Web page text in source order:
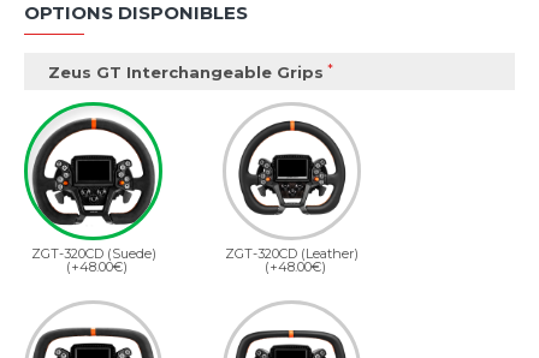
OPTIONS DISPONIBLES
Zeus GT Interchangeable Grips
ZGT-320CD (Suede)
(+48.00€)
ZGT-320CD (Leather)
(+48.00€)